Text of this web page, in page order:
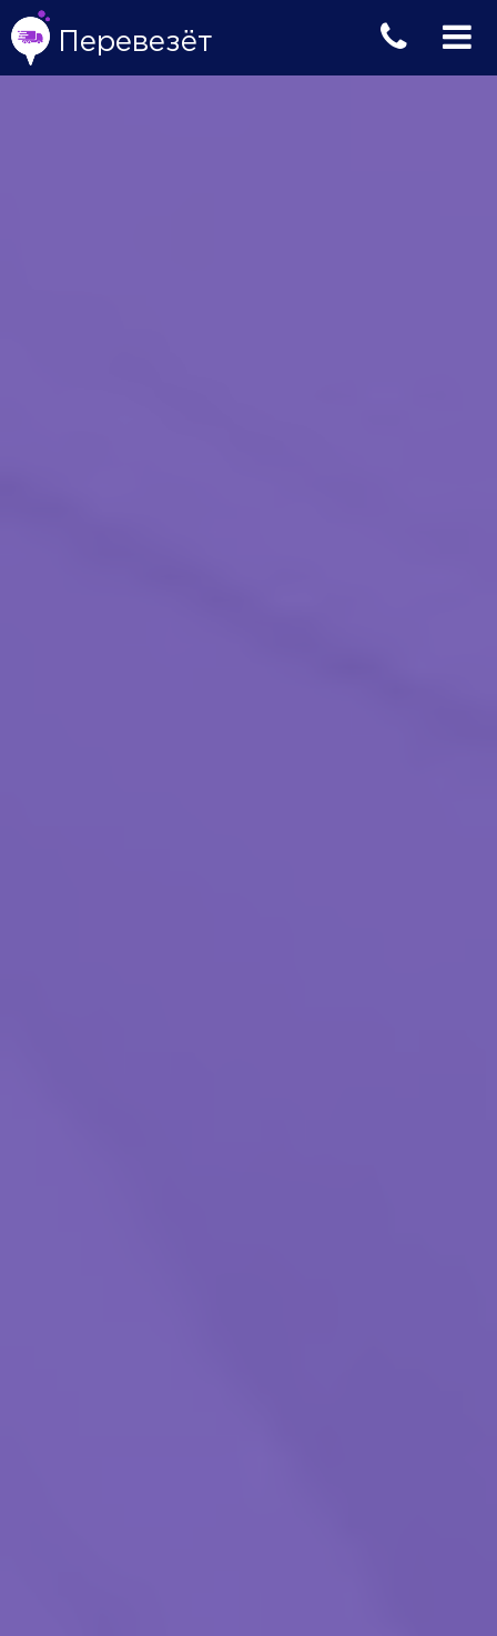
Перевезёт